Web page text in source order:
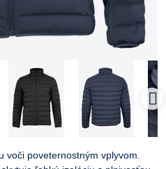
voči poveternostným vplyvom.